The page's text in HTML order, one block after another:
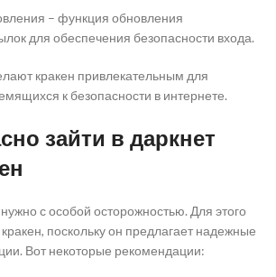
– функция обновления
для обеспечения безопасности входа.
кракен привлекательным для
к безопасности в интернете.
зайти в даркнет
с особой осторожностью. Для этого
кракен, поскольку он предлагает надежные
Вот некоторые рекомендации: